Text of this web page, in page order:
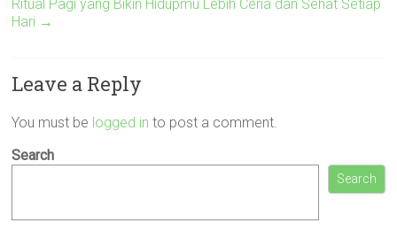
Ritual Pagi yang Bikin Hidupmu Lebih Ceria dan Sehat Setiap
Hari →
Leave a Reply
You must be logged in to post a comment.
Search
Search